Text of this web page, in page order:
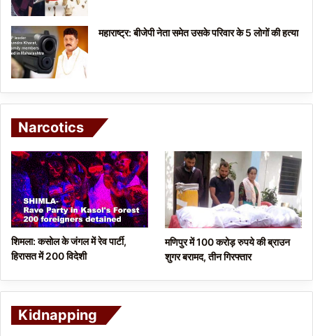
महाराष्ट्र: बीजेपी नेता समेत उसके परिवार के 5 लोगों की हत्या
Narcotics
शिमला: कसोल के जंगल में रेव पार्टी,
हिरासत में 200 विदेशी
मणिपुर में 100 करोड़ रुपये की ब्राउन
शुगर बरामद, तीन गिरफ्तार
Kidnapping